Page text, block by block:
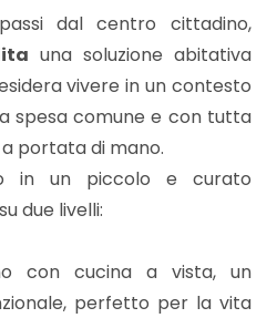
dal centro cittadino,
una soluzione abitativa
vivere in un contesto
spesa comune e con tutta
portata di mano.
in un piccolo e curato
due livelli:
con cucina a vista, un
perfetto per la vita